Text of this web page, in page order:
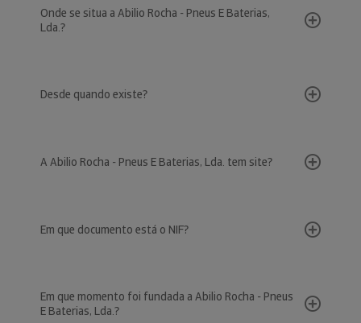
Onde se situa a Abilio Rocha - Pneus E Baterias,
Lda.?
Desde quando existe?
A Abilio Rocha - Pneus E Baterias, Lda. tem site?
Em que documento está o NIF?
Em que momento foi fundada a Abilio Rocha - Pneus
E Baterias, Lda.?